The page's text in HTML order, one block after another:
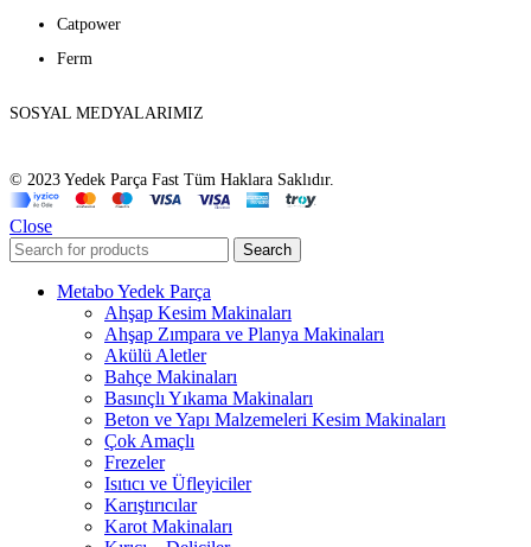
Catpower
Ferm
SOSYAL MEDYALARIMIZ
© 2023 Yedek Parça Fast Tüm Haklara Saklıdır.
Close
Search
Metabo Yedek Parça
Ahşap Kesim Makinaları
Ahşap Zımpara ve Planya Makinaları
Akülü Aletler
Bahçe Makinaları
Basınçlı Yıkama Makinaları
Beton ve Yapı Malzemeleri Kesim Makinaları
Çok Amaçlı
Frezeler
Isıtıcı ve Üfleyiciler
Karıştırıcılar
Karot Makinaları